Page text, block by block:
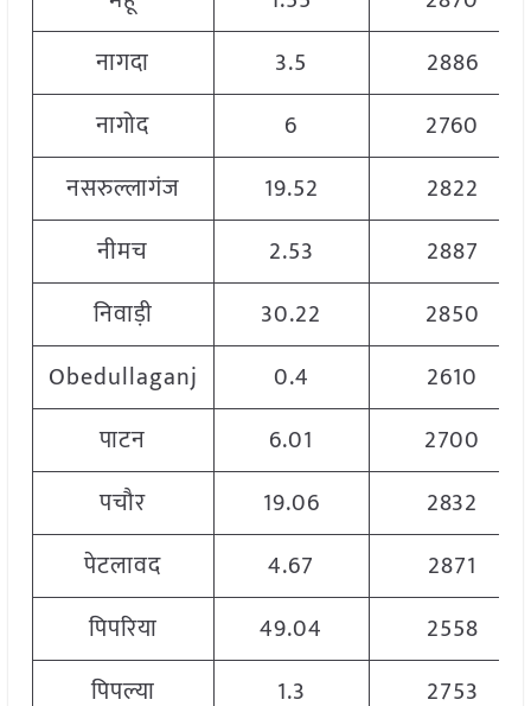
नागदा
3.5
2886
नागोद
6
2760
नसरुल्लागंज
19.52
2822
नीमच
2.53
2887
निवाड़ी
30.22
2850
Obedullaganj
0.4
2610
पाटन
6.01
2700
पचौर
19.06
2832
पेटलावद
4.67
2871
पिपरिया
49.04
2558
पिपल्या
1.3 2753